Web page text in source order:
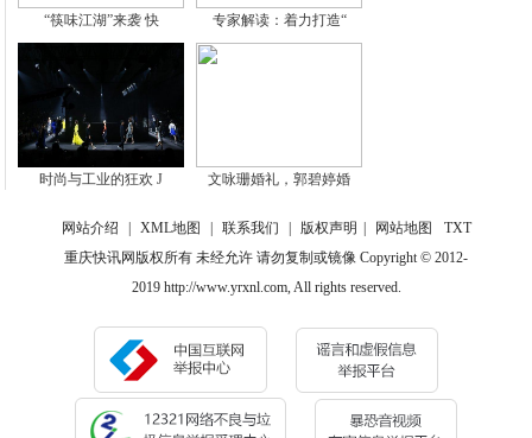
“筷味江湖”来袭 快 专家解读：着力打造“
时尚与工业的狂欢 J 文咏珊婚礼，郭碧婷婚
网站介绍 XML地图 联系我们 版权声明 网站地图
TXT
重庆快讯网版权所有 未经允许 请勿复制或镜像 Copyright © 2012-
2019 http://www.yrxnl.com, All rights reserved.